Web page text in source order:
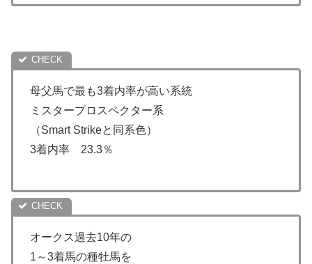
母父馬で最も3着内率が高い系統
ミスタープロスペクター系
（Smart Strikeと同系色）
3着内率 23.3％
オークス過去10年の
1～3着馬の種牡馬を